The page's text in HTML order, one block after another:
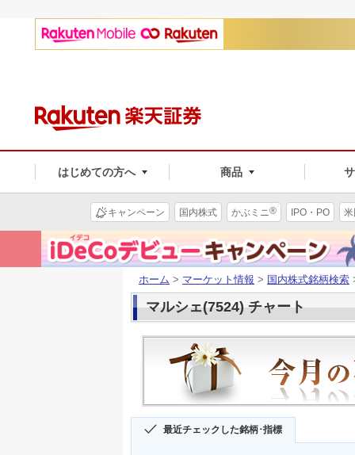
はじめての方へ 商品
キャンペーン 国内株式 かぶミニ® IPO・PO
ホーム > マーケット情報 > 国内株式銘柄検索
マルシェ(7524) チャート
最近チェックした銘柄･指標